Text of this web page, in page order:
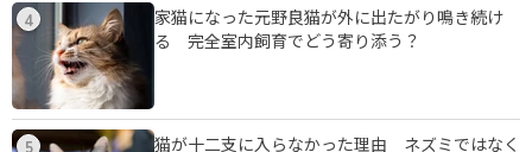
4
家猫になった元野良猫が外に出たがり鳴き続け
る 完全室内飼育でどう寄り添う？
5
猫が十二支に入らなかった理由 ネズミではなく